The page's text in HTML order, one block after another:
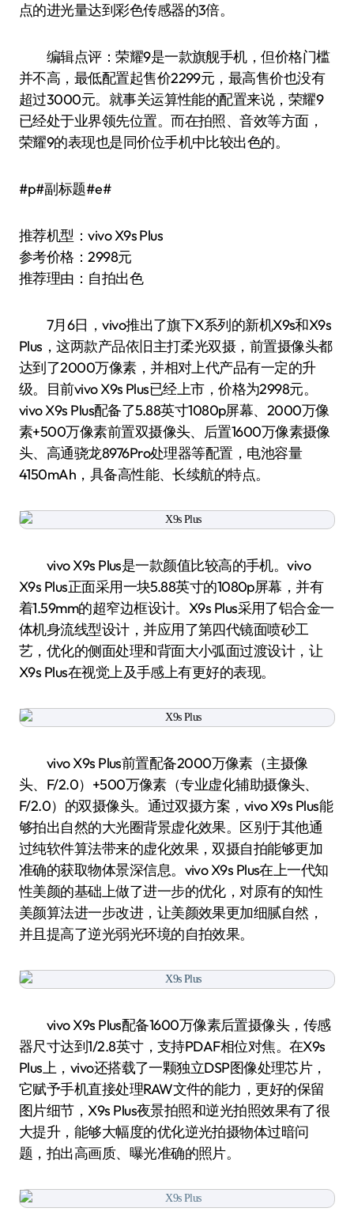
点的进光量达到彩色传感器的3倍。
编辑点评：荣耀9是一款旗舰手机，但价格门槛
并不高，最低配置起售价2299元，最高售价也没有
超过3000元。就事关运算性能的配置来说，荣耀9
已经处于业界领先位置。而在拍照、音效等方面，
荣耀9的表现也是同价位手机中比较出色的。
#p#副标题#e#
推荐机型：vivo X9s Plus
参考价格：2998元
推荐理由：自拍出色
7月6日，vivo推出了旗下X系列的新机X9s和X9s
Plus，这两款产品依旧主打柔光双摄，前置摄像头都
达到了2000万像素，并相对上代产品有一定的升
级。目前vivo X9s Plus已经上市，价格为2998元。
vivo X9s Plus配备了5.88英寸1080p屏幕、2000万像
素+500万像素前置双摄像头、后置1600万像素摄像
头、高通骁龙8976Pro处理器等配置，电池容量
4150mAh，具备高性能、长续航的特点。
vivo X9s Plus是一款颜值比较高的手机。vivo
X9s Plus正面采用一块5.88英寸的1080p屏幕，并有
着1.59mm的超窄边框设计。X9s Plus采用了铝合金一
体机身流线型设计，并应用了第四代镜面喷砂工
艺，优化的侧面处理和背面大小弧面过渡设计，让
X9s Plus在视觉上及手感上有更好的表现。
vivo X9s Plus前置配备2000万像素（主摄像
头、F/2.0）+500万像素（专业虚化辅助摄像头、
F/2.0）的双摄像头。通过双摄方案，vivo X9s Plus能
够拍出自然的大光圈背景虚化效果。区别于其他通
过纯软件算法带来的虚化效果，双摄自拍能够更加
准确的获取物体景深信息。vivo X9s Plus在上一代知
性美颜的基础上做了进一步的优化，对原有的知性
美颜算法进一步改进，让美颜效果更加细腻自然，
并且提高了逆光弱光环境的自拍效果。
vivo X9s Plus配备1600万像素后置摄像头，传感
器尺寸达到1/2.8英寸，支持PDAF相位对焦。在X9s
Plus上，vivo还搭载了一颗独立DSP图像处理芯片，
它赋予手机直接处理RAW文件的能力，更好的保留
图片细节，X9s Plus夜景拍照和逆光拍照效果有了很
大提升，能够大幅度的优化逆光拍摄物体过暗问
题，拍出高画质、曝光准确的照片。